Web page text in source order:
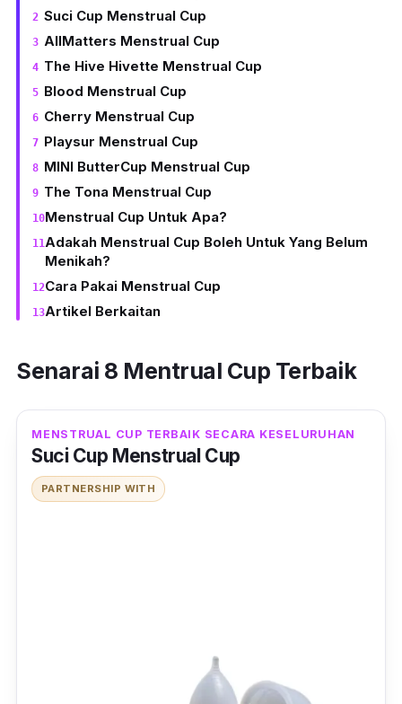
Suci Cup Menstrual Cup
AllMatters Menstrual Cup
The Hive Hivette Menstrual Cup
Blood Menstrual Cup
Cherry Menstrual Cup
Playsur Menstrual Cup
MINI ButterCup Menstrual Cup
The Tona Menstrual Cup
Menstrual Cup Untuk Apa?
Adakah Menstrual Cup Boleh Untuk Yang Belum
Menikah?
Cara Pakai Menstrual Cup
Artikel Berkaitan
Senarai 8 Mentrual Cup Terbaik
MENSTRUAL CUP TERBAIK SECARA KESELURUHAN
Suci Cup Menstrual Cup
PARTNERSHIP WITH